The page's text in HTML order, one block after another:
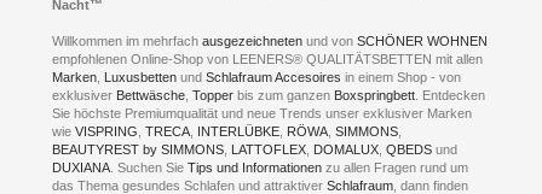
Kontakt
Kontakt via:WhatsApp
Kontakt via:eMail
mögliche Zeiten für eine Showroom Terminreservierung
MO und DI geschlossen
MI - FR 11 bis 17 Uhr
SA 11 bis 15 Uhr
Nacht™
Willkommen im mehrfachausgezeichnetenund vonSCHÖNER WOHNEN
empfohlenen Online-Shop von LEENERS® QUALITÄTSBETTEN mit allen
Marken Luxusbetten undSchlafraum Accesoires in einem Shop - von
exklusiver Bettwäsche ,Topper bis zum ganzen Boxspringbett . Entdecken
Sie höchste Premiumqualität und neue Trends unser exklusiver Marken
wieVISPRING ,TRECA INTERLÜBKE RÖWA ,SIMMONS
BEAUTYREST by SIMMONS LATTOFLEX DOMALUX ,QBEDS und
DUXIANA . Suchen SieTips und Informationen zu allen Fragen rund um
das Thema gesundes Schlafen und attraktiverSchlafraum , dann finden